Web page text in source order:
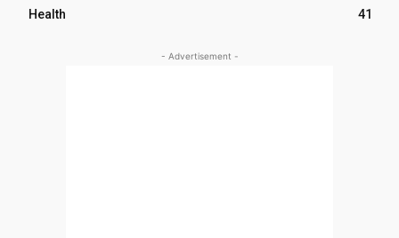
Health
41
- Advertisement -